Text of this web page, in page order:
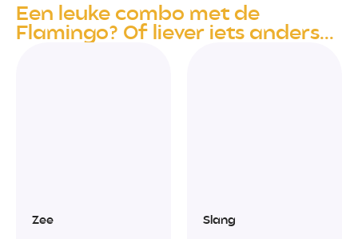
Een leuke combo met de
Flamingo? Of liever iets anders...
Zee Slang